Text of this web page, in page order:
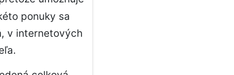
ponuky sa
v internetových